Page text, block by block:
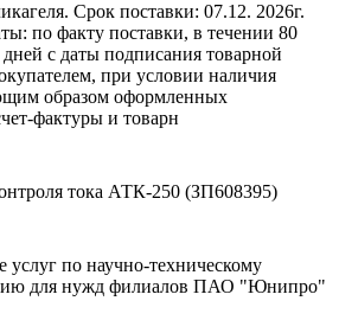
Срок поставки: 07.12. 2026г.
по факту поставки, в течении 80
с даты подписания товарной
при условии наличия
образом оформленных
фактуры и товарн
тока АТК-250 (ЗП608395)
услуг по научно-техническому
для нужд филиалов ПАО "Юнипро"